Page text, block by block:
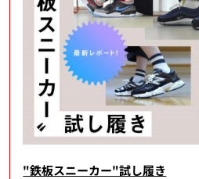
"鉄板スニーカー"試し履き